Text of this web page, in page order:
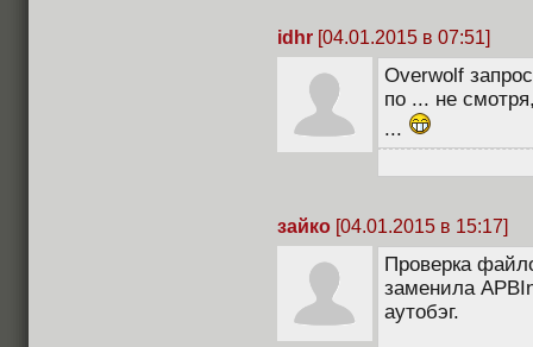
idhr [04.01.2015 в 07:51]
Overwolf
по ... не
...
зайко [04.01.2015 в 15:17]
Проверка
заменила
аутобэг.